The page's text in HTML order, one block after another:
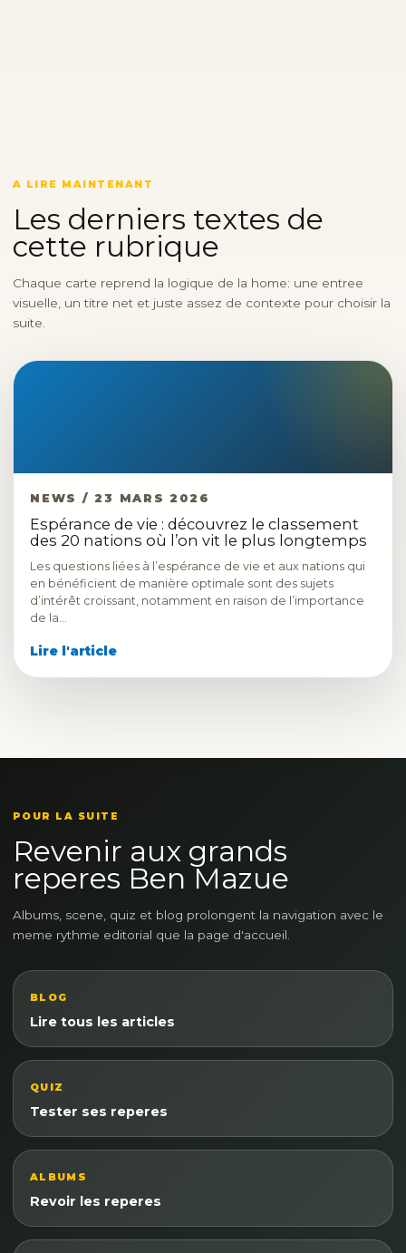
A LIRE MAINTENANT
Les derniers textes de
cette rubrique
Chaque carte reprend la logique de la home: une entree
visuelle, un titre net et juste assez de contexte pour choisir la
suite.
NEWS / 23 MARS 2026
Espérance de vie : découvrez le classement
des 20 nations où l’on vit le plus longtemps
Les questions liées à l’espérance de vie et aux nations qui
en bénéficient de manière optimale sont des sujets
d’intérêt croissant, notamment en raison de l’importance
de la…
Lire l'article
POUR LA SUITE
Revenir aux grands
reperes Ben Mazue
Albums, scene, quiz et blog prolongent la navigation avec le
meme rythme editorial que la page d'accueil.
BLOG
Lire tous les articles
QUIZ
Tester ses reperes
ALBUMS
Revoir les reperes